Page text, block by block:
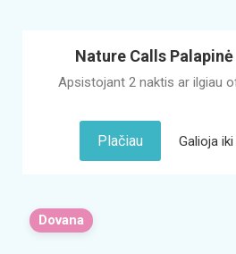
Nature Calls
Apsistojant 2 naktis ar ilgiau
Plačiau Galioja
Dovana